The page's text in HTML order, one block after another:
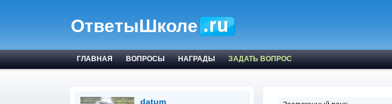
ОтветыШколе
ГЛАВНАЯ ВОПРОСЫ НАГРАДЫ ЗАДАТЬ ВОПРОС
datum